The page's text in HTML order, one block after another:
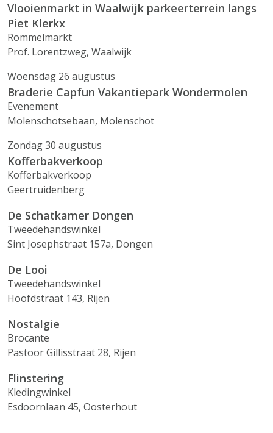
Vlooienmarkt in Waalwijk parkeerterrein langs
Piet Klerkx
Rommelmarkt
Prof. Lorentzweg, Waalwijk
Woensdag 26 augustus
Braderie Capfun Vakantiepark Wondermolen
Evenement
Molenschotsebaan, Molenschot
Zondag 30 augustus
Kofferbakverkoop
Kofferbakverkoop
Geertruidenberg
De Schatkamer Dongen
Tweedehandswinkel
Sint Josephstraat 157a, Dongen
De Looi
Tweedehandswinkel
Hoofdstraat 143, Rijen
Nostalgie
Brocante
Pastoor Gillisstraat 28, Rijen
Flinstering
Kledingwinkel
Esdoornlaan 45, Oosterhout